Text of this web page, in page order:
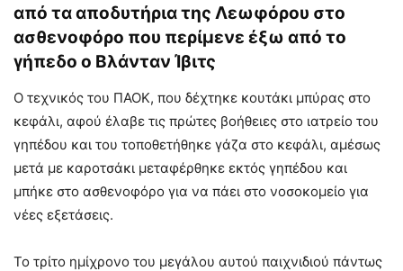
από τα αποδυτήρια της Λεωφόρου στο
ασθενοφόρο που περίμενε έξω από το
γήπεδο ο Βλάνταν Ίβιτς
Ο τεχνικός του ΠΑΟΚ, που δέχτηκε κουτάκι μπύρας στο
κεφάλι, αφού έλαβε τις πρώτες βοήθειες στο ιατρείο του
γηπέδου και του τοποθετήθηκε γάζα στο κεφάλι, αμέσως
μετά με καροτσάκι μεταφέρθηκε εκτός γηπέδου και
μπήκε στο ασθενοφόρο για να πάει στο νοσοκομείο για
νέες εξετάσεις.
Το τρίτο ημίχρονο του μεγάλου αυτού παιχνιδιού πάντως